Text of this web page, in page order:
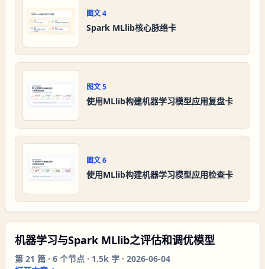
图文4
Spark MLlib核心脉络卡
图文5
使用MLlib构建机器学习模型应用复盘卡
图文6
使用MLlib构建机器学习模型应用检查卡
机器学习与Spark MLlib之评估和调优模型
第 21 篇 · 6 个节点 · 1.5k 字 · 2026-06-04